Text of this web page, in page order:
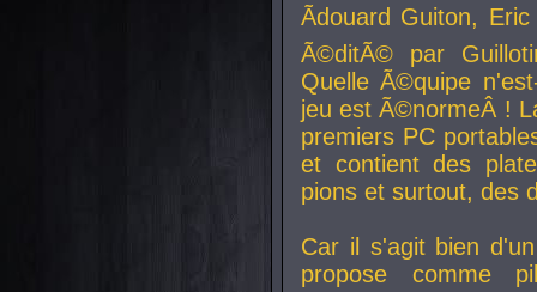
Ãdouard Guiton,
Ã©ditÃ© par
Quelle Ã©quipe
jeu est Ã©normeÂ !
premiers PC
et contient des
pions et surtout, des
Car il s'agit bien
propose comme